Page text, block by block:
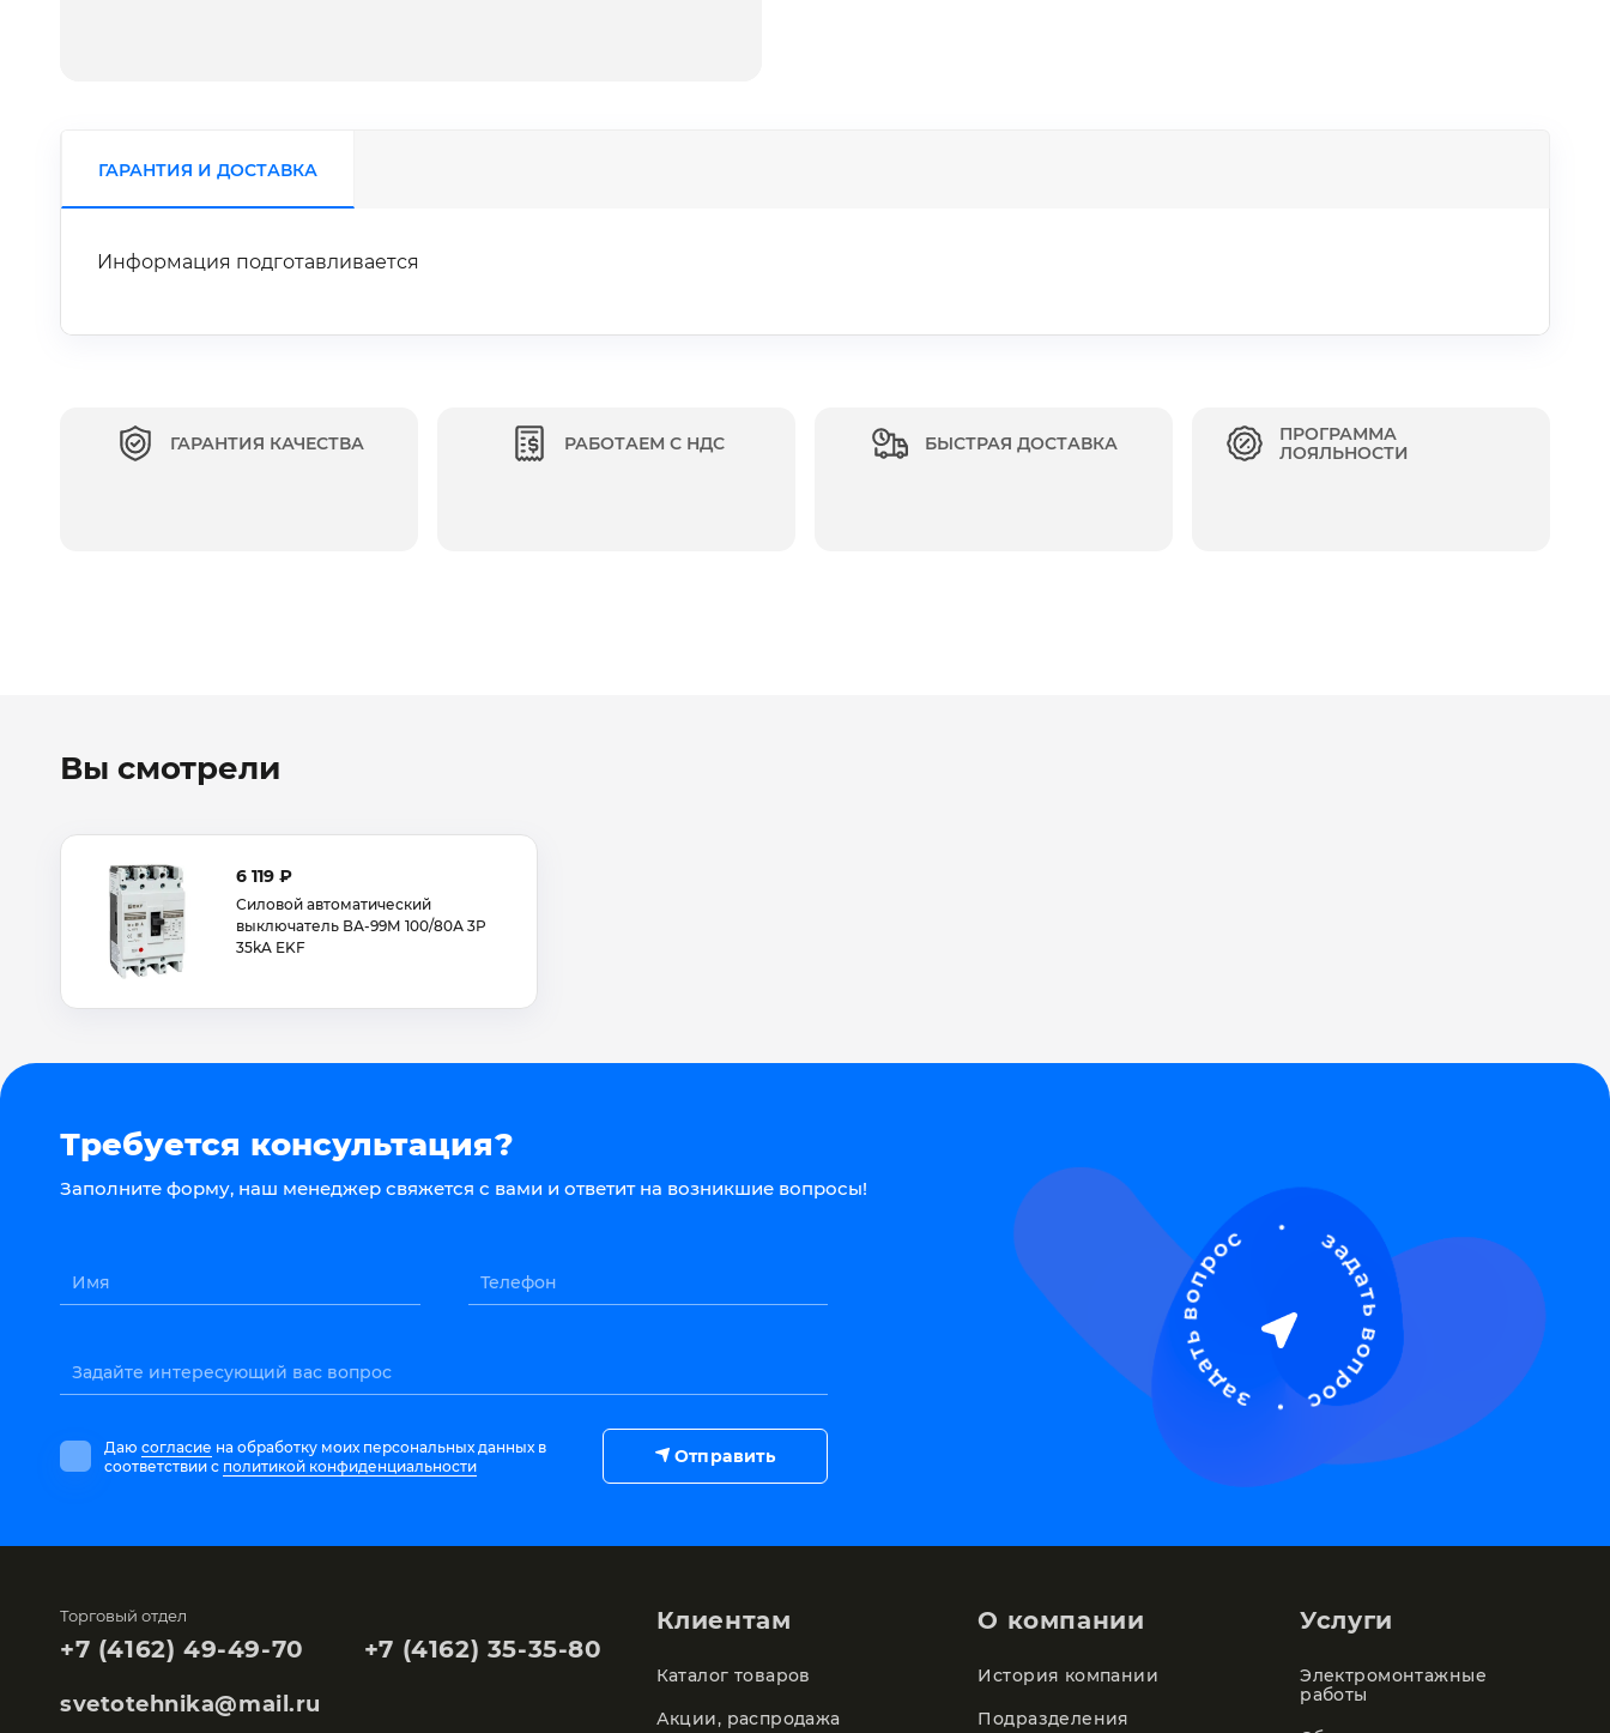
ГАРАНТИЯ И ДОСТАВКА
Информация подготавливается
ГАРАНТИЯ КАЧЕСТВА РАБОТАЕМ С НДС БЫСТРАЯ ДОСТАВКА
ПРОГРАММА
ЛОЯЛЬНОСТИ
Вы смотрели
6 119 ₽
Силовой автоматический
выключатель ВА-99М 100/80А 3P
35kA EKF
Требуется консультация?
Заполните форму, наш менеджер свяжется с вами и ответит на возникшие вопросы!
Имя Телефон
Задайте интересующий вас вопрос
Даю согласие на обработку моих персональных данных в
соответствии с политикой конфиденциальности Отправить
Торговый отдел
+7 (4162) 49-49-70 +7 (4162) 35-35-80
svetotehnika@mail.ru
Клиентам
Каталог товаров
Акции, распродажа
О компании
История компании
Подразделения
Услуги
Электромонтажные
работы